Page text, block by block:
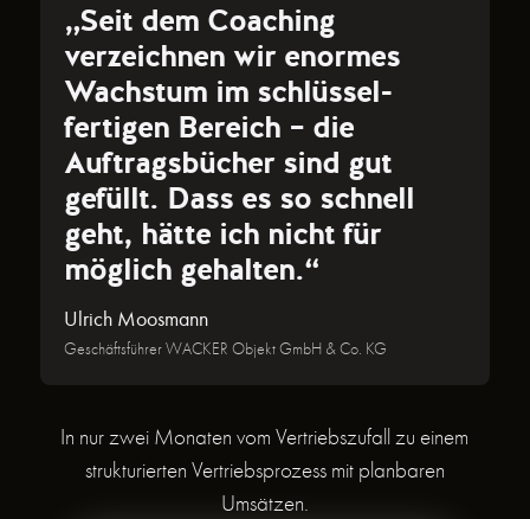
„Seit dem Coaching
verzeichnen wir enormes
Wachstum im schlüssel-
fertigen Bereich – die
Auftragsbücher sind gut
gefüllt. Dass es so schnell
geht, hätte ich nicht für
möglich gehalten.“
Ulrich Moosmann
Geschäftsführer WACKER Objekt GmbH & Co. KG
In nur zwei Monaten vom Vertriebs­zufall zu einem
strukturierten Vertriebsprozess mit planbaren
Umsätzen.